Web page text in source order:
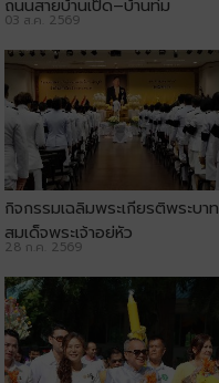
ถนนสายบ้านเป็ด–บ้านทุ่ม
03 ส.ค. 2569
กิจกรรมเฉลิมพระเกียรติพระบาท
สมเด็จพระเจ้าอยู่หัว
28 ก.ค. 2569